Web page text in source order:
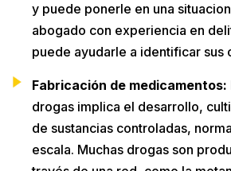
y puede ponerle en una
abogado con experiencia en
puede ayudarle a identificar sus
Fabricación de medicamentos:
drogas implica el desarrollo,
de sustancias controladas,
escala. Muchas drogas son